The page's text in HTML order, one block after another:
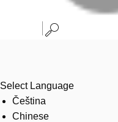
Select Language
Čeština
Chinese